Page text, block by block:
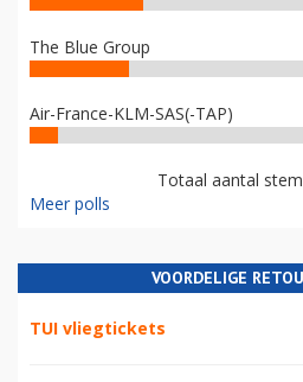
The Blue Group
Air-France-KLM-SAS(-TAP)
Totaal aantal
Meer polls
VOORDELIGE
TUI vliegtickets